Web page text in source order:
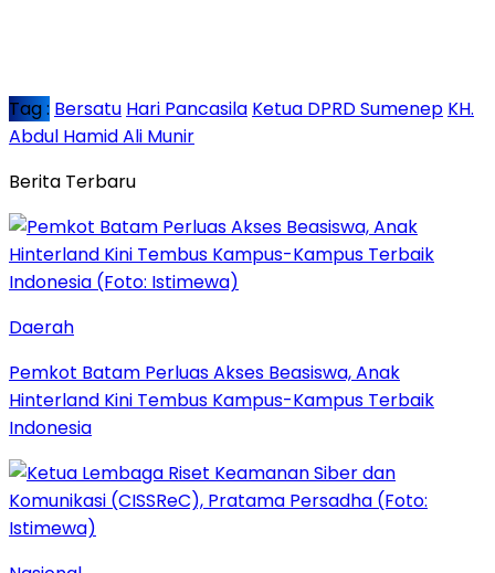
Tag : Bersatu Hari Pancasila Ketua DPRD Sumenep KH.
Abdul Hamid Ali Munir
Berita Terbaru
Daerah
Pemkot Batam Perluas Akses Beasiswa, Anak
Hinterland Kini Tembus Kampus-Kampus Terbaik
Indonesia